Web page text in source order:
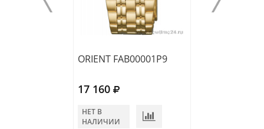
ORIENT FAB00001P9
17 160
НЕТ В
НАЛИЧИИ